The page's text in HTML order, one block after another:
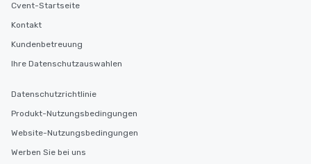
Cvent-Startseite
Kontakt
Kundenbetreuung
Ihre Datenschutzauswahlen
Datenschutzrichtlinie
Produkt-Nutzungsbedingungen
Website-Nutzungsbedingungen
Werben Sie bei uns